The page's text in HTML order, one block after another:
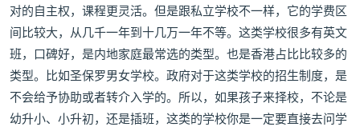
对的自主权，课程更灵活。但是跟私立学校不一样，它的学费区
间比较大，从几千一年到十几万一年不等。这类学校很多有英文
班，口碑好，是内地家庭最常选的类型。也是香港占比比较多的
类型。比如圣保罗男女学校。政府对于这类学校的招生制度，是
不会给予协助或者转介入学的。所以，如果孩子来择校，不论是
幼升小、小升初，还是插班，这类的学校你是一定要直接去问学